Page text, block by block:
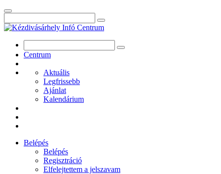
Centrum
Aktuális
Legfrissebb
Ajánlat
Kalendárium
Belépés
Belépés
Regisztráció
Elfelejtettem a jelszavam